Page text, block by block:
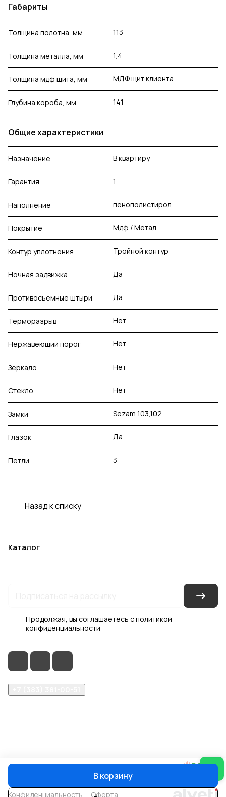
В корзину
Габариты
Толщина полотна, мм 113
Толщина металла, мм 1,4
Толщина мдф щита, мм МДФ щит клиента
Глубина короба, мм 141
Общие характеристики
Назначение В квартиру
Гарантия 1
Наполнение пенополистирол
Покрытие Мдф / Метал
Контур уплотнения Тройной контур
Ночная задвижка Да
Противосъемные штыри Да
Терморазрыв Нет
Нержавеющий порог Нет
Зеркало Нет
Стекло Нет
Замки Sezam 103,102
Глазок Да
Петли 3
Назад к списку
Каталог
Продолжая, вы соглашаетесь сполитикой
конфиденциальности
© 2026 Интер-Двери
Конфиденциальность Оферта